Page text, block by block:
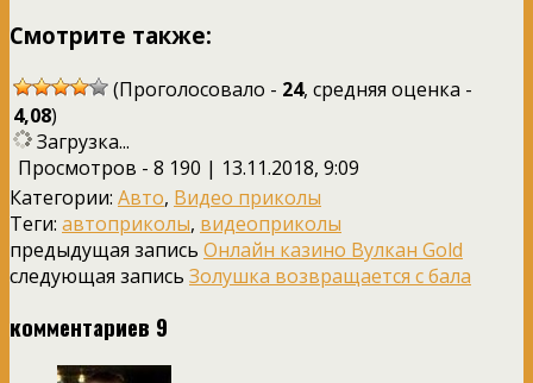
Смотрите также:
(Проголосовало - 24, средняя оценка -
4,08)
Загрузка...
Просмотров - 8 190 | 13.11.2018, 9:09
Категории: Авто, Видео приколы
Теги: автоприколы, видеоприколы
предыдущая запись Онлайн казино Вулкан Gold
следующая запись Золушка возвращается с бала
комментариев 9